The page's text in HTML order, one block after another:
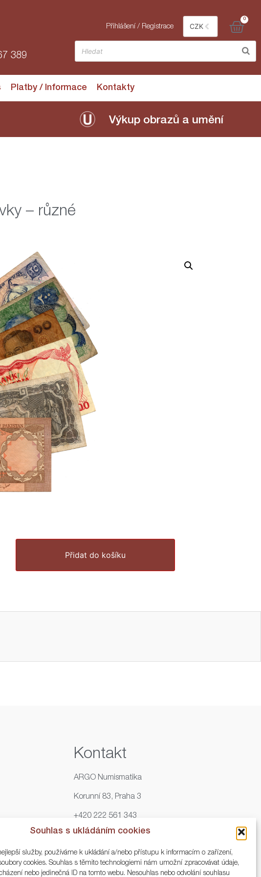
Souhlas s ukládáním cookies
služby, používáme k ukládání a/nebo přístupu k informacím o zařízení,
cookies. Souhlas s těmito technologiemi nám umožní zpracovávat údaje,
nebo jedinečná ID na tomto webu. Nesouhlas nebo odvolání souhlasu
389
Přihlášení / Registrace CZK
0
Platby / Informace Kontakty
Výkup obrazů a umění
– různé
Přidat do košíku
Kontakt
ARGO Numismatika
Korunní 83, Praha 3
+420 222 561 343
+420 773 025 117
info@numisargo.com